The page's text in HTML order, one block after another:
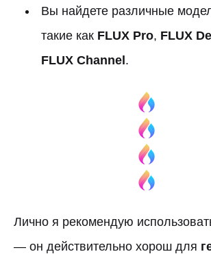
Вы найдете различные
такие как FLUX Pro, FLUX
FLUX Channel.
Лично я рекомендую
— он действительно хорош для